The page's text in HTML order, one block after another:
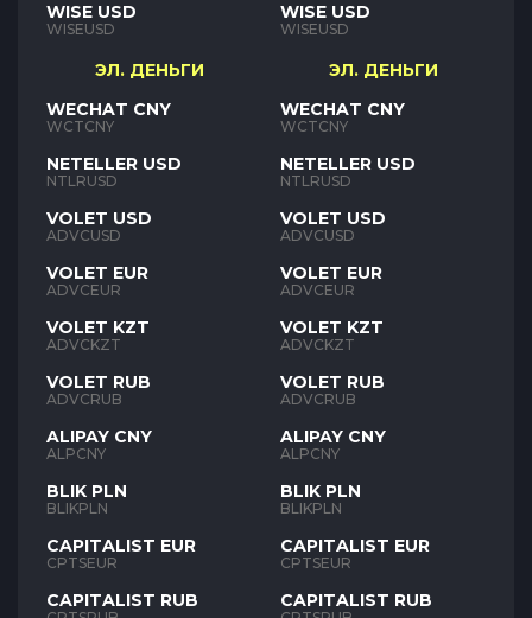
WISE USD
WISEUSD
ЭЛ. ДЕНЬГИ
WECHAT CNY
WCTCNY
NETELLER USD
NTLRUSD
VOLET USD
ADVCUSD
VOLET EUR
ADVCEUR
VOLET KZT
ADVCKZT
VOLET RUB
ADVCRUB
ALIPAY CNY
ALPCNY
BLIK PLN
BLIKPLN
CAPITALIST EUR
CPTSEUR
CAPITALIST RUB
WISE USD
WISEUSD
ЭЛ. ДЕНЬГИ
WECHAT CNY
WCTCNY
NETELLER USD
NTLRUSD
VOLET USD
ADVCUSD
VOLET EUR
ADVCEUR
VOLET KZT
ADVCKZT
VOLET RUB
ADVCRUB
ALIPAY CNY
ALPCNY
BLIK PLN
BLIKPLN
CAPITALIST EUR
CPTSEUR
CAPITALIST RUB